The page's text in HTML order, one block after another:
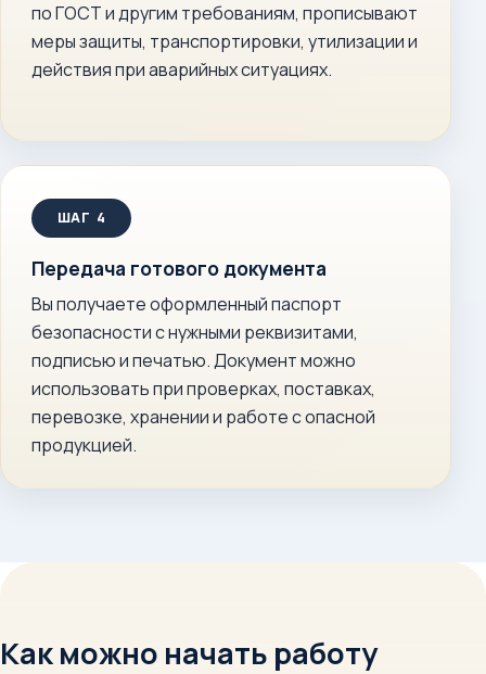
по ГОСТ и другим требованиям, прописывают
меры защиты, транспортировки, утилизации и
действия при аварийных ситуациях.
Передача готового документа
Вы получаете оформленный паспорт
безопасности с нужными реквизитами,
подписью и печатью. Документ можно
использовать при проверках, поставках,
перевозке, хранении и работе с опасной
продукцией.
Как можно начать работу